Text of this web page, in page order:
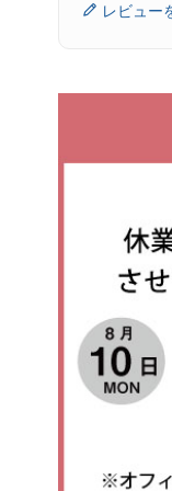
レビュー